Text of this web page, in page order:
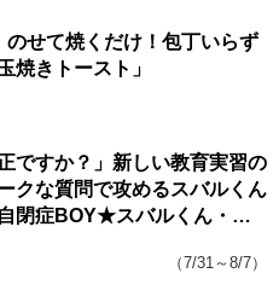
のせて焼くだけ！包丁いらず
焼きトースト」
ですか？」新しい教育実習の
クな質問で攻めるスバルくん
閉症BOY★スバルくん・
（7/31～8/7）